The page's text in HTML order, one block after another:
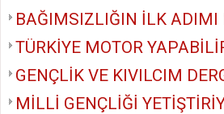
BAĞIMSIZLIĞIN İLK ADIMI
TÜRKİYE MOTOR
GENÇLİK VE KIVILCIM
MİLLİ GENÇLİĞİ